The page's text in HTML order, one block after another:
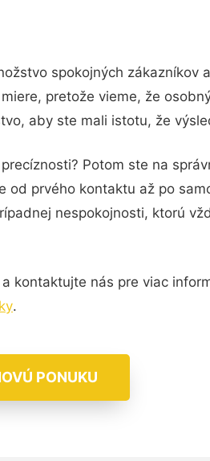
spokojných zákazníkov
pretože vieme, že
aby ste mali istotu, že
Potom ste na
prvého kontaktu až po
nespokojnosti, ktorú
kontaktujte nás pre viac
.
PONUKU